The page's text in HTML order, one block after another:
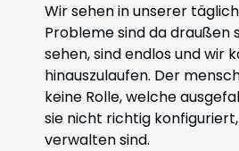
Wir sehen in unserer
Probleme sind da draußen
sehen, sind endlos und wir
hinauszulaufen. Der
keine Rolle, welche
sie nicht richtig
verwalten sind.